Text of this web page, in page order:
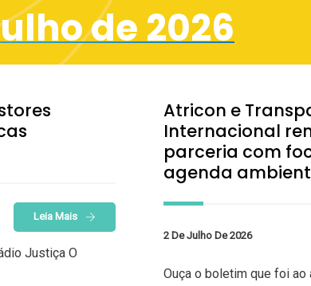
de 2026
Leia Mais
Justiça O
Atricon e
Internacional
parceria com
agenda
2 De Julho De 2026
Ouça o boletim que foi ao